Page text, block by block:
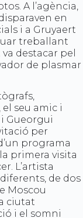
A l’agència,
en
i a Gruyaert
treballant
destacar pel
de plasmar
seu amic i
Gueorgui
per
programa
primera visita
L’artista
de dos
Moscou
ciutat
i el somni